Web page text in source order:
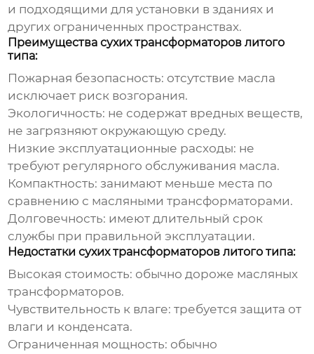
и подходящими для установки в зданиях и
других ограниченных пространствах.
Преимущества сухих трансформаторов литого
типа:
Пожарная безопасность: отсутствие масла
исключает риск возгорания.
Экологичность: не содержат вредных веществ,
не загрязняют окружающую среду.
Низкие эксплуатационные расходы: не
требуют регулярного обслуживания масла.
Компактность: занимают меньше места по
сравнению с масляными трансформаторами.
Долговечность: имеют длительный срок
службы при правильной эксплуатации.
Недостатки сухих трансформаторов литого типа:
Высокая стоимость: обычно дороже масляных
трансформаторов.
Чувствительность к влаге: требуется защита от
влаги и конденсата.
Ограниченная мощность: обычно